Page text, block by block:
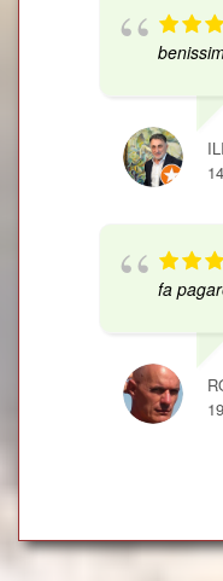
fa